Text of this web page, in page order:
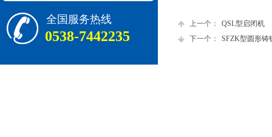
全国服务热线
0538-7442235
上一个：
QSL型启闭机
下一个：
SFZK型圆形铸